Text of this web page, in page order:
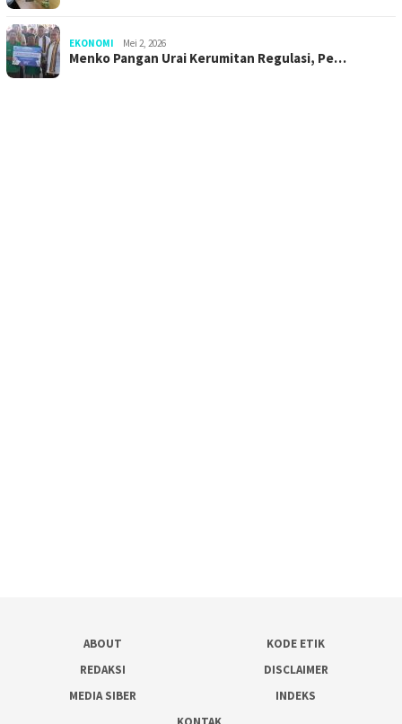
EKONOMI Mei 2, 2026
Menko Pangan Urai Kerumitan Regulasi, Pe…
ABOUT
KODE ETIK
REDAKSI
DISCLAIMER
MEDIA SIBER
INDEKS